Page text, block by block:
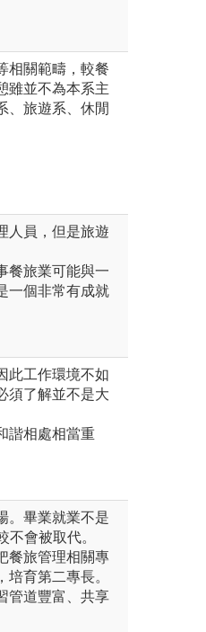
相關範疇，較餐
雖並不為本系主
、旅遊系、休閒
人員，但是旅遊
餐旅業可能與一
一個非常有成就
此工作環境不如
須了解並不是大
諧相處相當重
。畢業就業不是
會被取代。
餐旅管理相關專
育第二專長。
管道豐富、共享